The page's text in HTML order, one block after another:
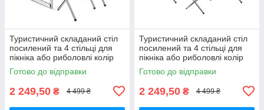
Туристичний складаний стіл
посилений та 4 стільці для
пікніка або риболовлі колір
сірий
Готово до відправки
2 249,50 ₴ 4 499 ₴
Туристичний складаний стіл
посилений та 4 стільці для
пікніка або риболовлі колір
Готово до відправки
2 249,50 ₴ 4 499 ₴